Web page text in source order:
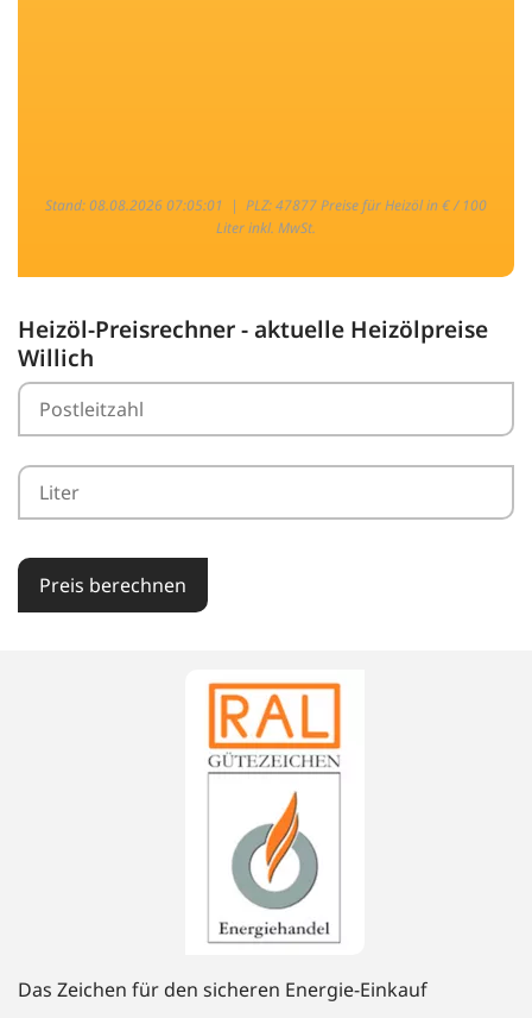
Stand: 08.08.2026 07:05:01 | PLZ: 47877 Preise für Heizöl in € / 100
Liter inkl. MwSt.
Heizöl-Preisrechner - aktuelle Heizölpreise
Willich
Preis berechnen
Das Zeichen für den sicheren Energie-Einkauf